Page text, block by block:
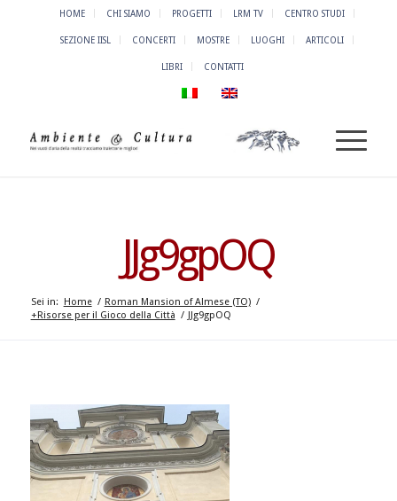
HOME CHI SIAMO PROGETTI LRM TV CENTRO STUDI
SEZIONE IISL CONCERTI MOSTRE LUOGHI ARTICOLI
LIBRI CONTATTI
JJg9gpOQ
Sei in: Home / Roman Mansion of Almese (TO) /
+Risorse per il Gioco della Città / JJg9gpOQ